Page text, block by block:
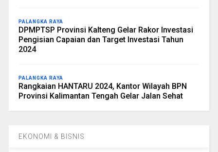
PALANGKA RAYA
DPMPTSP Provinsi Kalteng Gelar Rakor Investasi
Pengisian Capaian dan Target Investasi Tahun
2024
PALANGKA RAYA
Rangkaian HANTARU 2024, Kantor Wilayah BPN
Provinsi Kalimantan Tengah Gelar Jalan Sehat
EKONOMI & BISNIS